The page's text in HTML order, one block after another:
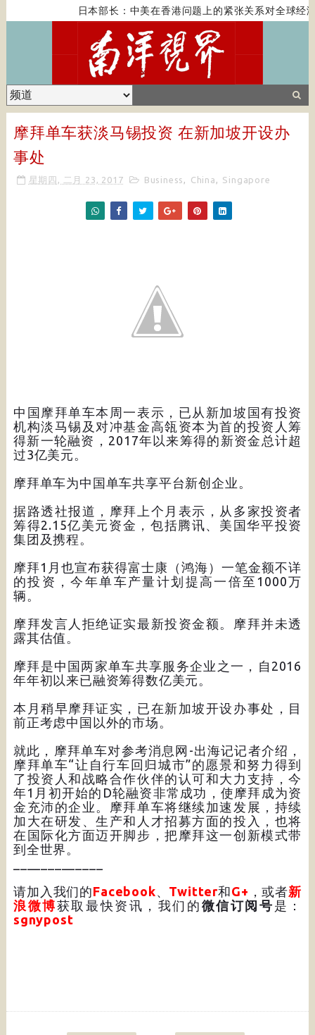
日本部长：中美在香港问题上的紧张关系对全球经济
摩拜单车获淡马锡投资 在新加坡开设办
事处
星期四, 二月 23, 2017 Business , China , Singapore
中国摩拜单车本周一表示，已从新加坡国有投资
机构淡马锡及对冲基金高瓴资本为首的投资人筹
得新一轮融资，2017年以来筹得的新资金总计超
过3亿美元。
摩拜单车为中国单车共享平台新创企业。
据路透社报道，摩拜上个月表示，从多家投资者
筹得2.15亿美元资金，包括腾讯、美国华平投资
集团及携程。
摩拜1月也宣布获得富士康（鸿海）一笔金额不详
的投资，今年单车产量计划提高一倍至1000万
辆。
摩拜发言人拒绝证实最新投资金额。摩拜并未透
露其估值。
摩拜是中国两家单车共享服务企业之一，自2016
年年初以来已融资筹得数亿美元。
本月稍早摩拜证实，已在新加坡开设办事处，目
前正考虑中国以外的市场。
就此，摩拜单车对参考消息网-出海记记者介绍，
摩拜单车“让自行车回归城市”的愿景和努力得到
了投资人和战略合作伙伴的认可和大力支持，今
年1月初开始的D轮融资非常成功，使摩拜成为资
金充沛的企业。摩拜单车将继续加速发展，持续
加大在研发、生产和人才招募方面的投入，也将
在国际化方面迈开脚步，把摩拜这一创新模式带
到全世界。
请加入我们的Facebook、 Twitter和G+ ，或者新
浪微博获取最快资讯，我们的 微信订阅号 是：
sgnypost